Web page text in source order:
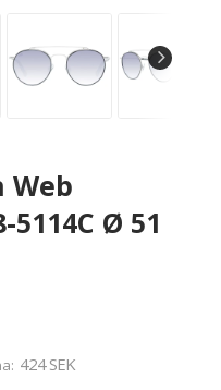
Web
5114C Ø 51
424 SEK